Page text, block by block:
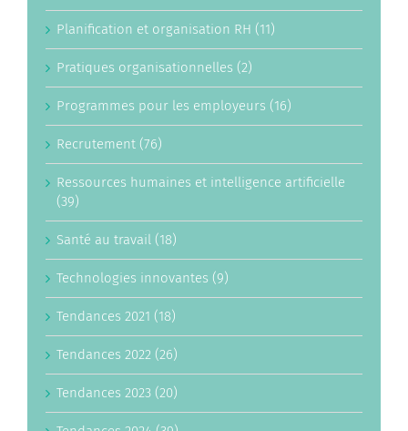
Planification et organisation RH (11)
Pratiques organisationnelles (2)
Programmes pour les employeurs (16)
Recrutement (76)
Ressources humaines et intelligence artificielle
(39)
Santé au travail (18)
Technologies innovantes (9)
Tendances 2021 (18)
Tendances 2022 (26)
Tendances 2023 (20)